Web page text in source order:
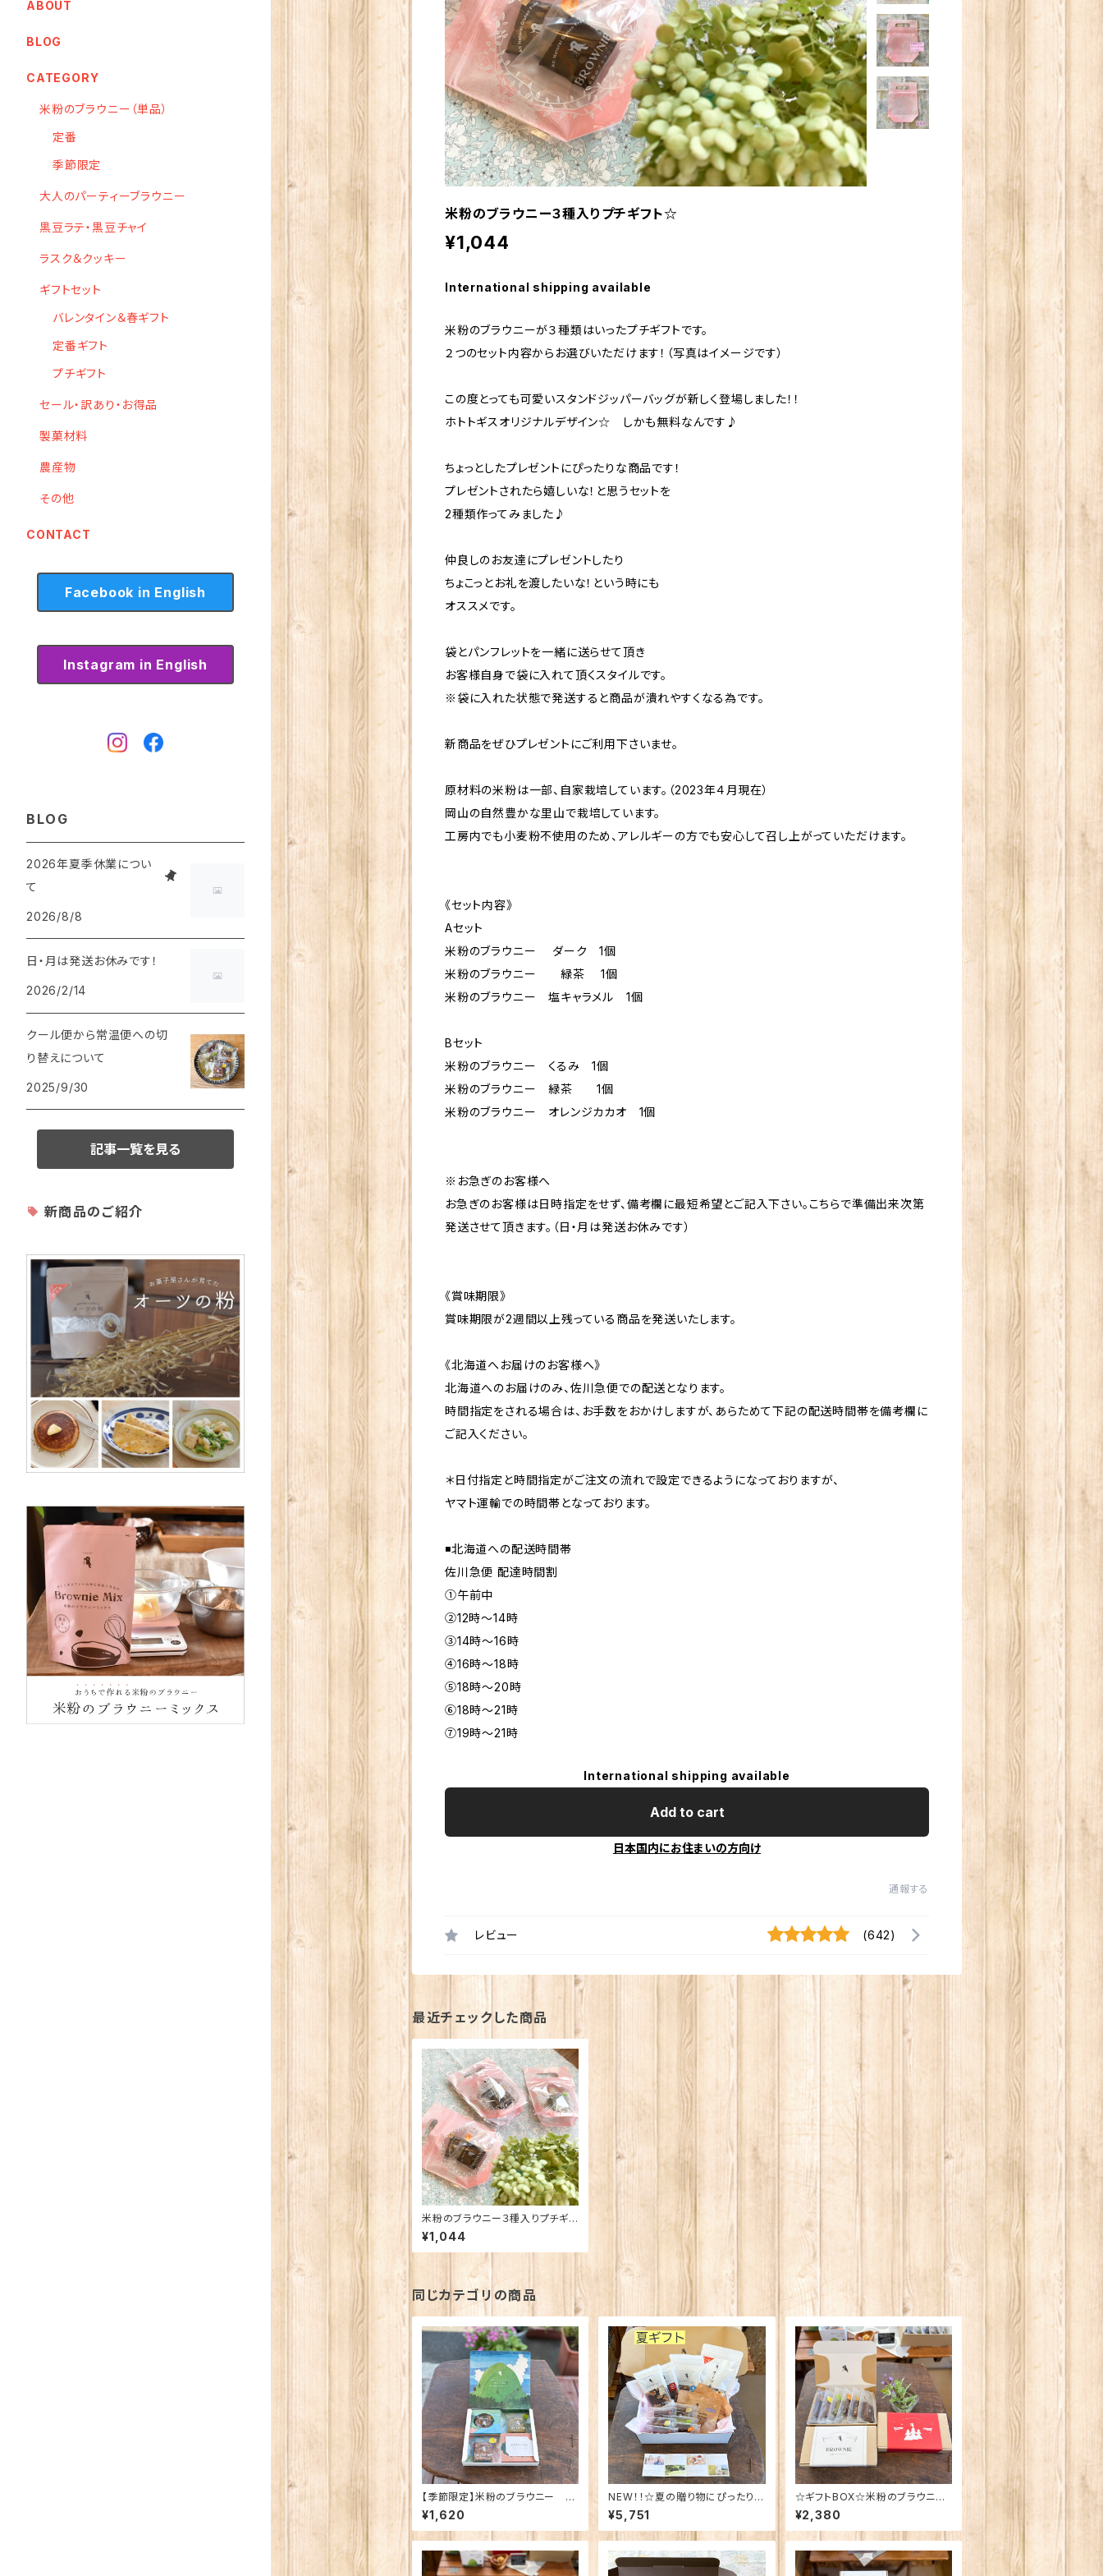
米粉のブラウニー３種入りプチギフト☆
¥1,044
International shipping available
米粉のブラウニーが３種類はいったプチギフトです。
２つのセット内容からお選びいただけます！（写真はイメージです）
この度とっても可愛いスタンドジッパーバッグが新しく登場しました！！
ホトトギスオリジナルデザイン☆ しかも無料なんです♪
ちょっとしたプレゼントにぴったりな商品です！
プレゼントされたら嬉しいな！と思うセットを
2種類作ってみました♪
仲良しのお友達にプレゼントしたり
ちょこっとお礼を渡したいな！という時にも
オススメです。
袋とパンフレットを一緒に送らせて頂き
お客様自身で袋に入れて頂くスタイルです。
※袋に入れた状態で発送すると商品が潰れやすくなる為です。
新商品をぜひプレゼントにご利用下さいませ。
原材料の米粉は一部、自家栽培しています。（2023年４月現在）
岡山の自然豊かな里山で栽培しています。
工房内でも小麦粉不使用のため、アレルギーの方でも安心して召し上がっていただけます。
《セット内容》
Aセット
米粉のブラウニー ダーク 1個
米粉のブラウニー 緑茶 1個
米粉のブラウニー 塩キャラメル 1個
Bセット
米粉のブラウニー くるみ 1個
米粉のブラウニー 緑茶 1個
米粉のブラウニー オレンジカカオ 1個
※お急ぎのお客様へ
お急ぎのお客様は日時指定をせず、備考欄に最短希望とご記入下さい。こちらで準備出来次第
発送させて頂きます。（日・月は発送お休みです）
《賞味期限》
賞味期限が2週間以上残っている商品を発送いたします。
《北海道へお届けのお客様へ》
北海道へのお届けのみ、佐川急便での配送となります。
時間指定をされる場合は、お手数をおかけしますが、あらためて下記の配送時間帯を備考欄に
ご記入ください。
＊日付指定と時間指定がご注文の流れで設定できるようになっておりますが、
ヤマト運輸での時間帯となっております。
◾️北海道への配送時間帯
佐川急便 配達時間割
①午前中
②12時〜14時
③14時〜16時
④16時〜18時
⑤18時〜20時
⑥18時～21時
⑦19時～21時
International shipping available
Add to cart
日本国内にお住まいの方向け
通報する
レビュー (642)
最近チェックした商品
米粉のブラウニー３種入りプチギフ
ト☆
¥1,044
同じカテゴリの商品
【季節限定】米粉のブラウニー 夏
空の4種アソート
¥1,620
NEW！！☆夏の贈り物にぴったり！
ホトトギスの焼き菓子セット☆
¥5,751
☆ギフトBOX☆米粉のブラウニー
6個入り
¥2,380
ABOUT
BLOG
CATEGORY
米粉のブラウニー（単品）
定番
季節限定
大人のパーティーブラウニー
黒豆ラテ・黒豆チャイ
ラスク＆クッキー
ギフトセット
バレンタイン＆春ギフト
定番ギフト
プチギフト
セール・訳あり・お得品
製菓材料
農産物
その他
CONTACT
Facebook in English
Instagram in English
BLOG
2026年夏季休業につい
て
2026/8/8
日・月は発送お休みです！
2026/2/14
クール便から常温便への切
り替えについて
2025/9/30
記事一覧を見る
新商品のご紹介